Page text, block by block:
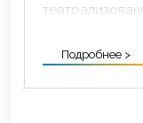
Становление
Подробнее >